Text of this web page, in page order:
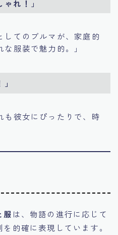
れ！」
してのブルマが、家庭的
服装で魅力的。」
も彼女にぴったりで、時
服 は、物語の進行に応じて
的確に表現しています。